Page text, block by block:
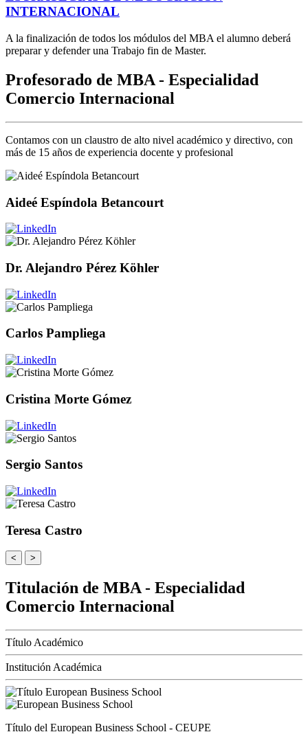
INTERNACIONAL
A la finalización de todos los módulos del MBA el alumno deberá
preparar y defender una Trabajo fin de Master.
Profesorado de MBA - Especialidad
Comercio Internacional
Contamos con un claustro de alto nivel académico y directivo, con
más de 15 años de experiencia docente y profesional
Aideé Espíndola Betancourt
Dr. Alejandro Pérez Köhler
Carlos Pampliega
Cristina Morte Gómez
Sergio Santos
Teresa Castro
< >
Titulación de MBA - Especialidad
Comercio Internacional
Título Académico
Institución Académica
Título del European Business School - CEUPE